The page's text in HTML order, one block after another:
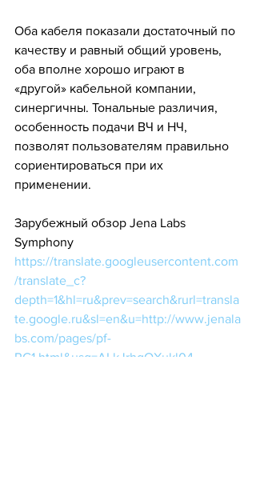
Оба кабеля показали достаточный по
качеству и равный общий уровень,
оба вполне хорошо играют в
«другой» кабельной компании,
синергичны. Тональные различия,
особенность подачи ВЧ и НЧ,
позволят пользователям правильно
сориентироваться при их
применении.
Зарубежный обзор Jena Labs
Symphony
https://translate.googleusercontent.com
/translate_c?
depth=1&hl=ru&prev=search&rurl=transla
te.google.ru&sl=en&u=http://www.jenala
bs.com/pages/pf-
RG1.html&usg=ALkJrhgOXukl04-